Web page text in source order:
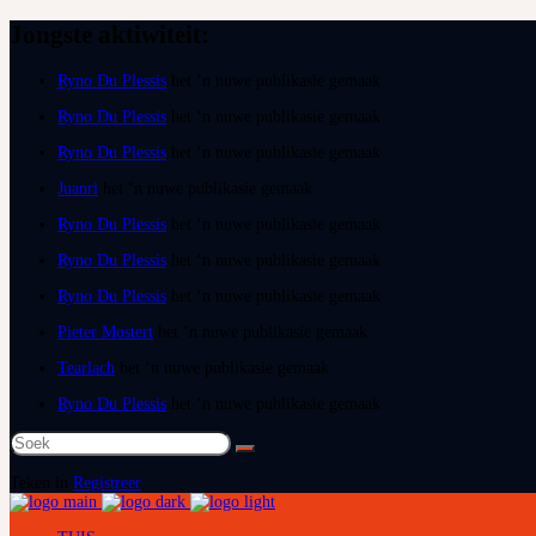
Ryno Du Plessis
Ryno Du Plessis
Ryno Du Plessis
Juanri
Ryno Du Plessis
Ryno Du Plessis
Ryno Du Plessis
Pieter Mostert
Tearlach
Ryno Du Plessis
Soek
na:
Registreer